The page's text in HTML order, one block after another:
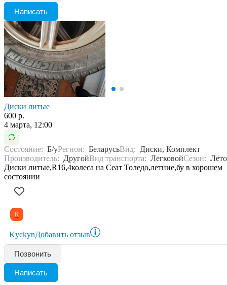
Написать
Диски литые
600 р.
4 марта, 12:00
Состояние: Б/уРегион: БеларусьВид: Диски, Комплект
Производитель: ДругойВид транспорта: ЛегковойСезон: Лето
Диски литые,R16,4колеса на Сеат Толедо,летние,бу в хорошем
состоянии
K
KyckynДобавить отзыв
Позвонить
Написать